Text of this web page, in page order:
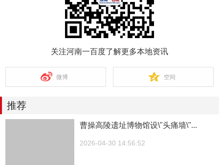
关注河南一百度了解更多本地资讯
微博 空间
推荐
曹操高陵遗址博物馆设\"头痛墙\"...
2026-04-30 14:56:52